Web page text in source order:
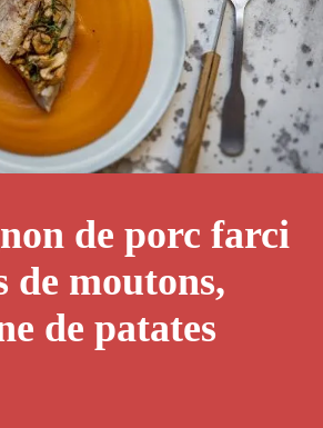
de porc farci
de moutons,
de patates